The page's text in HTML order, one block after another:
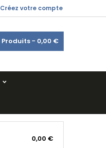
Créez votre compte
Produits - 0,00 €
0,00 €